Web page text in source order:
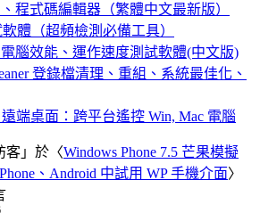
程式碼編輯器（繁體中文最新版）
體（超頻檢測必備工具）
電腦效能、運作速度測試軟體(中文版)
登錄檔清理、重組、系統最佳化、
端桌面：跨平台遙控 Win, Mac 電腦
客 」於〈Windows Phone 7.5 芒果模擬
、Android 中試用 WP 手機介面〉